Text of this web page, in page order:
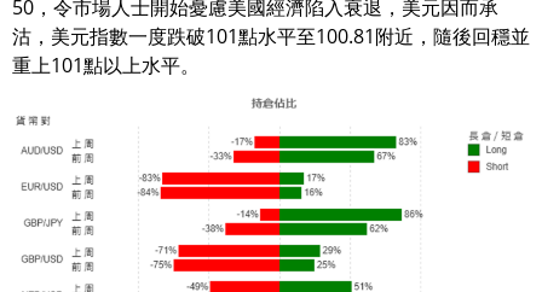
50，令市場人士開始憂慮美國經濟陷入衰退，美元因而承
沽，美元指數一度跌破101點水平至100.81附近，隨後回穩並
重上101點以上水平。